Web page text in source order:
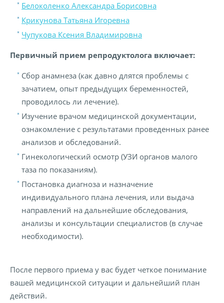
Белоколенко Александра Борисовна
Крикунова Татьяна Игоревна
Чупукова Ксения Владимировна
Первичный прием репродуктолога включает:
Сбор анамнеза (как давно длятся проблемы с
зачатием, опыт предыдущих беременностей,
проводилось ли лечение).
Изучение врачом медицинской документации,
ознакомление с результатами проведенных ранее
анализов и обследований.
Гинекологический осмотр (УЗИ органов малого
таза по показаниям).
Постановка диагноза и назначение
индивидуального плана лечения, или выдача
направлений на дальнейшие обследования,
анализы и консультации специалистов (в случае
необходимости).
После первого приема у вас будет четкое понимание
вашей медицинской ситуации и дальнейший план
действий.